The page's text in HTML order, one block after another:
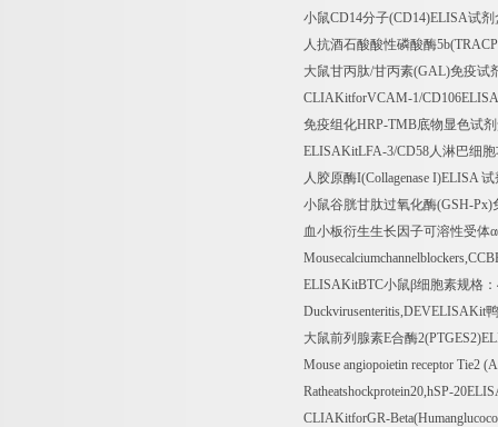
小鼠CD14分子(CD14)ELISA试剂
人抗酒石酸酸性磷酸酶
大鼠甘丙肽/甘丙素(GAL)免疫试
CLIAKitforVCAM-1/
免疫组化HRP-TMB底物显色试
ELISAKitLFA-3/CD58人淋巴细
人胶原酶I(Collagenase I)ELISA试
小鼠谷胱甘肽过氧化酶(GSH-Px)
血小板衍生生长因子可溶性受体α
ELISAKitBTC小鼠β细胞素规格：
Duckvirusenteritis,DEVELISAKit
大鼠前列腺素E合酶
Mouse angiopoietin receptor Tie2
Ratheatshockprotein20,hSP-
CLIAKitforGR-